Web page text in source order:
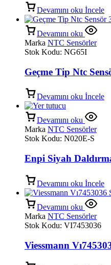
Devamını oku İncele
Devamını oku
Marka NTC Sensörler
Stok Kodu: NG65I
Geçme Tip Ntc
Devamını oku İncele
Devamını oku
Marka NTC Sensörler
Stok Kodu: N020E-S
Enpi Siyah
Devamını oku İncele
Devamını oku
Marka NTC Sensörler
Stok Kodu: VI7453036
Viessmann